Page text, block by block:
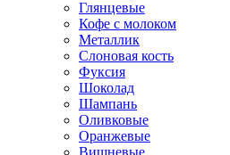
Глянцевые
Кофе с молоком
Металлик
Слоновая кость
Фуксия
Шоколад
Шампань
Оливковые
Оранжевые
Вишневые